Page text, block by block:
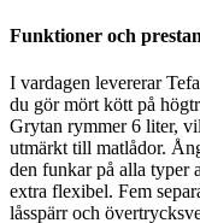
Funktioner och
I vardagen levererar
du gör mört kött på
Grytan rymmer 6 liter,
utmärkt till matlådor.
den funkar på alla typer
extra flexibel. Fem
låsspärr och